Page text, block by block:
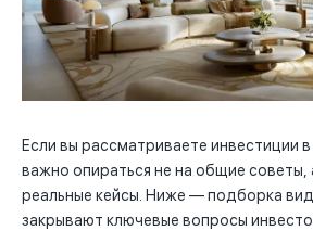
Если вы рассматриваете инвестиции
важно опираться не на общие советы,
реальные кейсы. Ниже — подборка
закрывают ключевые вопросы